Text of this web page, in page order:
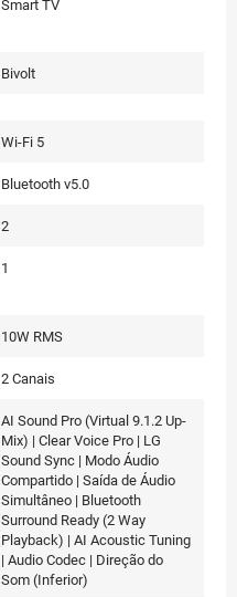
Smart TV
Bivolt
Wi-Fi 5
Bluetooth v5.0
2
1
10W RMS
2 Canais
AI Sound Pro (Virtual 9.1.2 Up-
Mix) | Clear Voice Pro | LG
Sound Sync | Modo Áudio
Compartido | Saída de Áudio
Simultâneo | Bluetooth
Surround Ready (2 Way
Playback) | AI Acoustic Tuning
| Audio Codec | Direção do
Som (Inferior)